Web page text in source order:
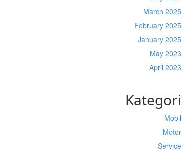
March 2025
February 2025
January 2025
May 2023
April 2023
Kategori
Mobil
Motor
Service